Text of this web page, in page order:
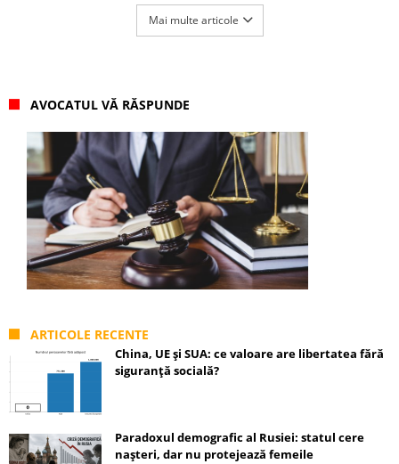
Mai multe articole
AVOCATUL VĂ RĂSPUNDE
ARTICOLE RECENTE
China, UE și SUA: ce valoare are libertatea fără
siguranță socială?
Paradoxul demografic al Rusiei: statul cere
nașteri, dar nu protejează femeile